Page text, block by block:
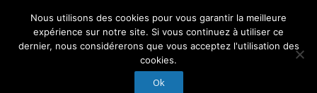
Suivez-Nous :
Nous utilisons des cookies pour vous garantir la meilleure
expérience sur notre site. Si vous continuez à utiliser ce
dernier, nous considérerons que vous acceptez l'utilisation des
cookies.
Ok